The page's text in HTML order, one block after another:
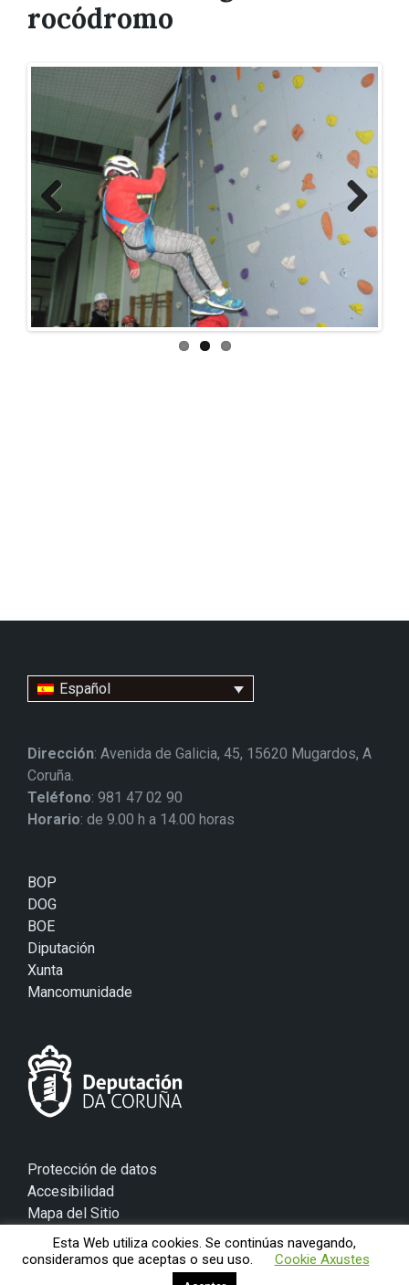
rocódromo
Previ
ous
Next
Horario: de 9.00 h a 14.00 horas
DOG
BOE
Diputación
Xunta
Accesibilidad
Mapa del Sitio
Aviso legal
© 2026 Concello de Mugardos
Esta Web utiliza cookies. Se continúas navegando,
consideramos que aceptas o seu uso.
Cookie Axustes